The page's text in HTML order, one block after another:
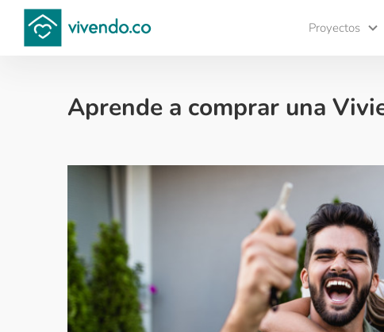
Proyectos
Aprende a comprar una
Financiación de vivienda - 2024-04-04
Compara proyectos